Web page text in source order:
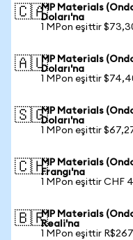
🇨🇦MP Materials
Doları'na
1 MPon eşittir
🇦🇺MP Materials
Doları'na
1 MPon eşittir
🇸🇬MP Materials
Doları'na
1 MPon eşittir
🇨🇭MP Materials
Frangı'na
1 MPon eşittir CHF
🇧🇷MP Materials
Reali'na
1 MPon eşittir